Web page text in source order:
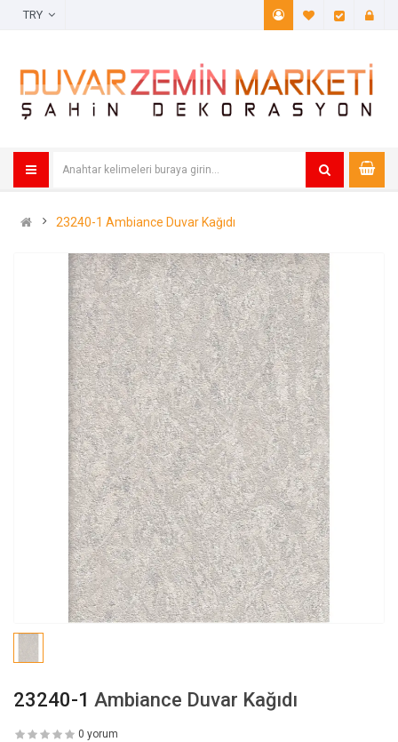
A. Listem
23240-1 Ambiance Duvar Kağıdı
23240-1 Ambiance Duvar Kağıdı
0 yorum